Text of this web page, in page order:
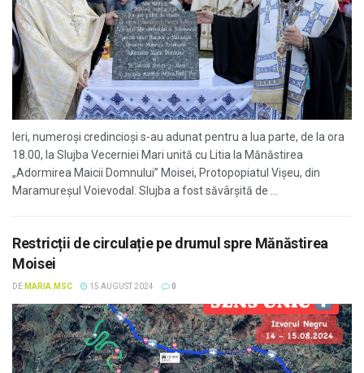
Ieri, numeroși credincioși s-au adunat pentru a lua parte, de la ora
18.00, la Slujba Vecerniei Mari unită cu Litia la Mănăstirea
„Adormirea Maicii Domnului” Moisei, Protopopiatul Vișeu, din
Maramureșul Voievodal. Slujba a fost săvârșită de ...
Restricții de circulație pe drumul spre Mănăstirea
Moisei
DE MARIA.MSC 15 AUGUST 2024 0